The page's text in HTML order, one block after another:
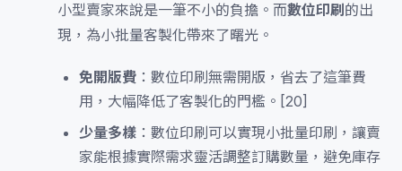
小型賣家來說是一筆不小的負擔。而數位印刷的出
現，為小批量客製化帶來了曙光。
免開版費 ：數位印刷無需開版，省去了這筆費
用，大幅降低了客製化的門檻。[20]
少量多樣 ：數位印刷可以實現小批量印刷，讓賣
家能根據實際需求靈活調整訂購數量，避免庫存